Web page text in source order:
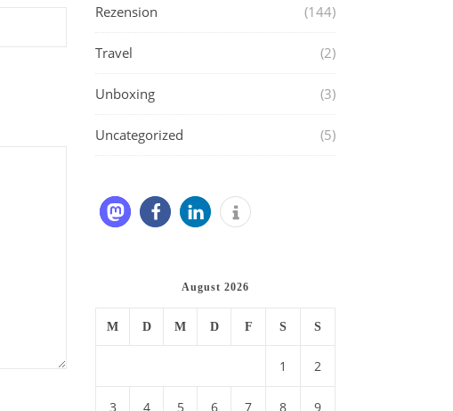
Rezension (144)
Travel (2)
Unboxing (3)
Uncategorized (5)
August 2026
M D M D F S S
1 2
3 4 5 6 7 8 9